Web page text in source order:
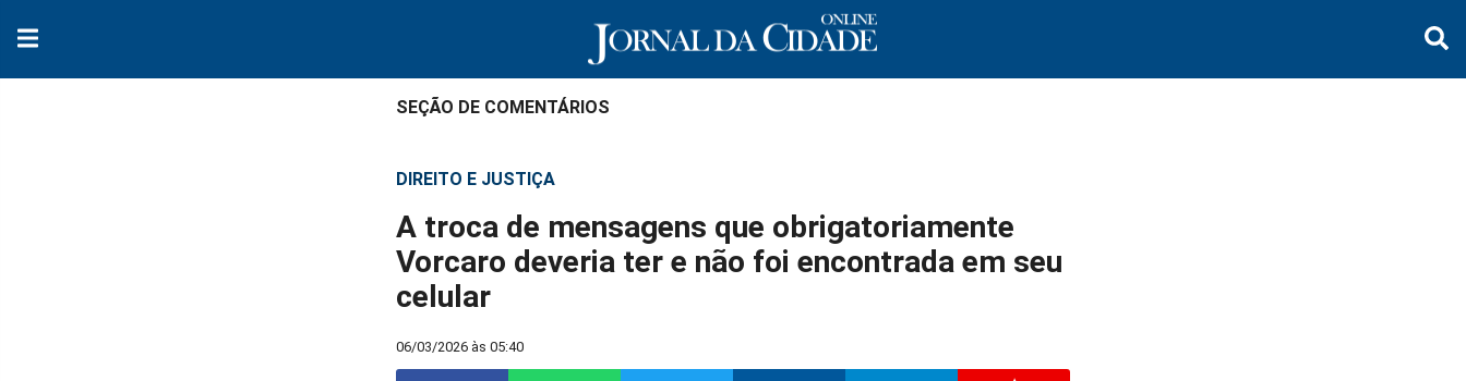
SEÇÃO DE COMENTÁRIOS
DIREITO E JUSTIÇA
A troca de mensagens que obrigatoriamente
Vorcaro deveria ter e não foi encontrada em seu
celular
06/03/2026 às 05:40